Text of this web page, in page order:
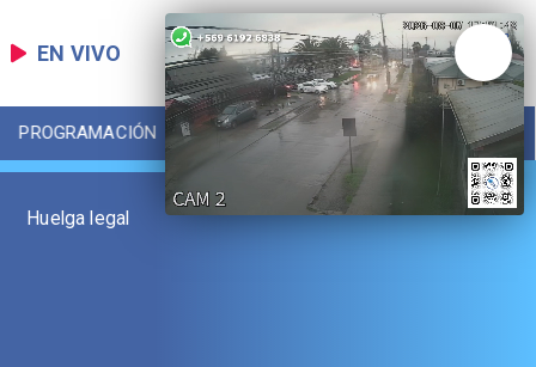
EN VIVO
PROGRAMACIÓN LOCAL DEPORTES
Huelga legal